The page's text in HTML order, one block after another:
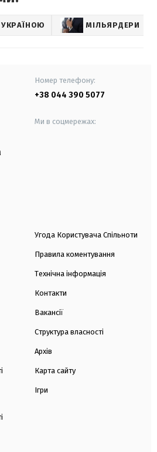
УКРАЇНОЮ МІЛЬЯРДЕРИ
Номер телефону:
+38 044 390 5077
Ми в соцмережах:
Угода Користувача Спільноти
Правила коментування
Технічна інформація
Контакти
Вакансії
Структура власності
Архів
Карта сайту
Ігри